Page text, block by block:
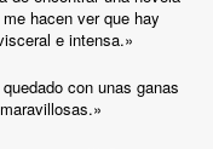
hacen ver que hay
e intensa.»
con unas ganas